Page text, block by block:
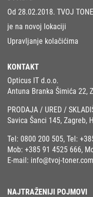
Od 28.02.2018. TVOJ
je na novoj lokaciji
Upravljanje kolačićima
KONTAKT
Opticus IT d.o.o.
Antuna Branka Šimića 22,
PRODAJA / URED /
Savica Šanci 145, Zagreb,
Tel: 0800 200 505, Tel:
Mob: +385 91 4525 666,
E-mail: info@tvoj-toner.com
NAJTRAŽENIJI POJMOVI